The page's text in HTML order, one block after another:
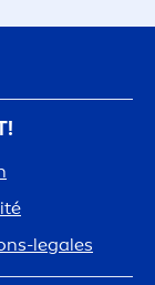
legales